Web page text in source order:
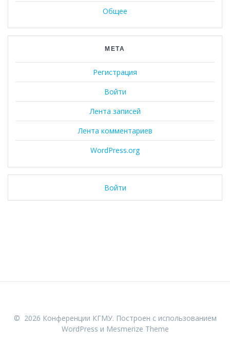
Общее
МЕТА
Регистрация
Войти
Лента записей
Лента комментариев
WordPress.org
Войти
© 2026 Конференции КГМУ. Построен с использованием
WordPress и Mesmerize Theme